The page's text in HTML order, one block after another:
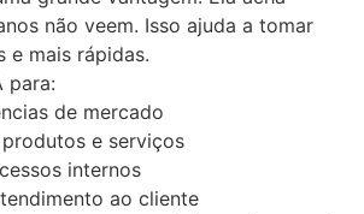
não veem. Isso ajuda a tomar
e mais rápidas.
para:
de mercado
e serviços
internos
ao cliente